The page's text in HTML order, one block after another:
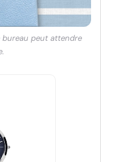
peut attendre